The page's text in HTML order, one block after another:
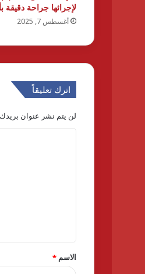
لإجرائها جراحة دقيقة
أغسطس 7, 2025
اترك تعليقاً
لن يتم نشر عنوان بريدك
ق
*
الاسم *